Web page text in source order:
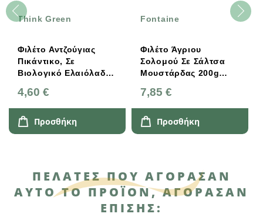
Think Green
Φιλέτο Αντζούγιας
Πικάντικο, Σε
Βιολογικό Ελαιόλαδο,
4,60 €
Προσθήκη
Fontaine
Φιλέτο Άγριου
Σολομού Σε Σάλτσα
Μουστάρδας 200g
7,85 €
Προσθήκη
ΠΕΛΆΤΕΣ ΠΟΥ ΑΓΌΡΑΣΑΝ
ΑΥΤΌ ΤΟ ΠΡΟΪΌΝ, ΑΓΌΡΑΣΑΝ
ΕΠΊΣΗΣ: